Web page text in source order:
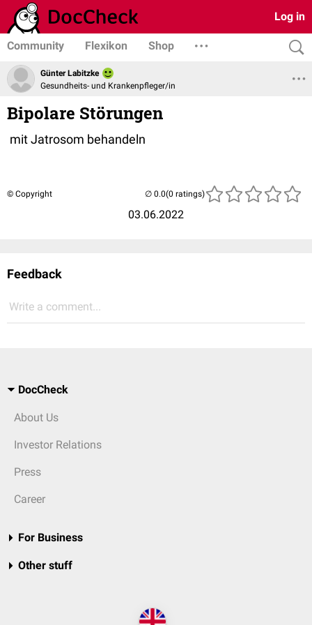
Log in
Community Flexikon Shop
Günter Labitzke
Gesundheits- und Krankenpfleger/in
Bipolare Störungen
mit Jatrosom behandeln
© Copyright
03.06.2022
(0 ratings)
Feedback
Write a comment...
DocCheck
About Us
Investor Relations
Press
Career
For Business
Other stuff